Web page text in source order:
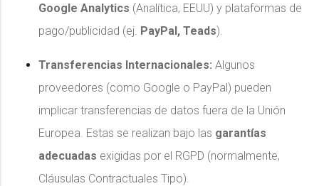
Google Analytics (Analítica, EEUU) y plataformas de
pago/publicidad (ej. PayPal, Teads).
Transferencias Internacionales: Algunos
proveedores (como Google o PayPal) pueden
implicar transferencias de datos fuera de la Unión
Europea. Estas se realizan bajo las garantías
adecuadas exigidas por el RGPD (normalmente,
Cláusulas Contractuales Tipo).